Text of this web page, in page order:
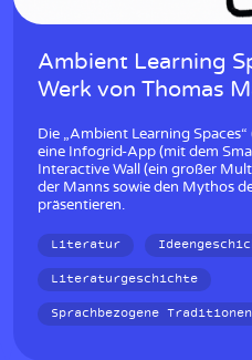
Ambient Learning
Werk von Thomas
Die „Ambient Learning
eine Infogrid-App (mit dem
Interactive Wall (ein großer
der Manns sowie den Mythos
präsentieren.
Literatur
Literaturgeschichte
Sprachbezogene Traditionen